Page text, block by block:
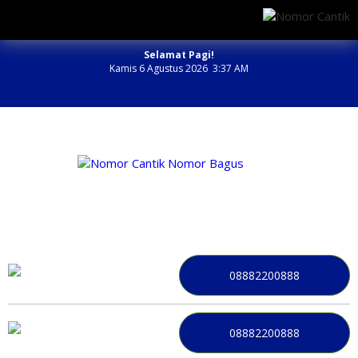
Selamat Pagi!
Kamis 6 Agustus 2026 3:37 AM
08882200888
08882200888